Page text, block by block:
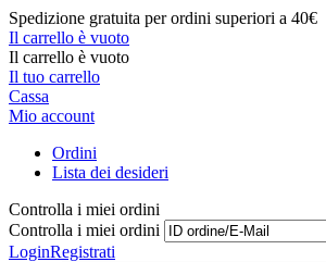
Spedizione gratuita per ordini superiori a 40€
Il carrello è vuoto
Il carrello è vuoto
Il tuo carrello
Cassa
Mio account
Ordini
Lista dei desideri
Controlla i miei ordini
Controlla i miei ordini
LoginRegistrati